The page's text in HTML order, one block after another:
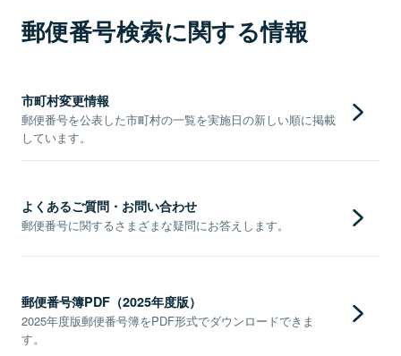
郵便番号検索に関する情報
市町村変更情報
郵便番号を公表した市町村の一覧を実施日の新しい順に掲載
しています。
よくあるご質問・お問い合わせ
郵便番号に関するさまざまな疑問にお答えします。
郵便番号簿PDF（2025年度版）
2025年度版郵便番号簿をPDF形式でダウンロードできま
す。